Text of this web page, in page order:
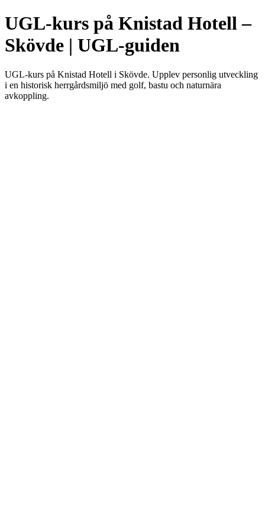
UGL-kurs på Knistad Hotell –
Skövde | UGL-guiden
UGL-kurs på Knistad Hotell i Skövde. Upplev personlig utveckling
i en historisk herrgårdsmiljö med golf, bastu och naturnära
avkoppling.